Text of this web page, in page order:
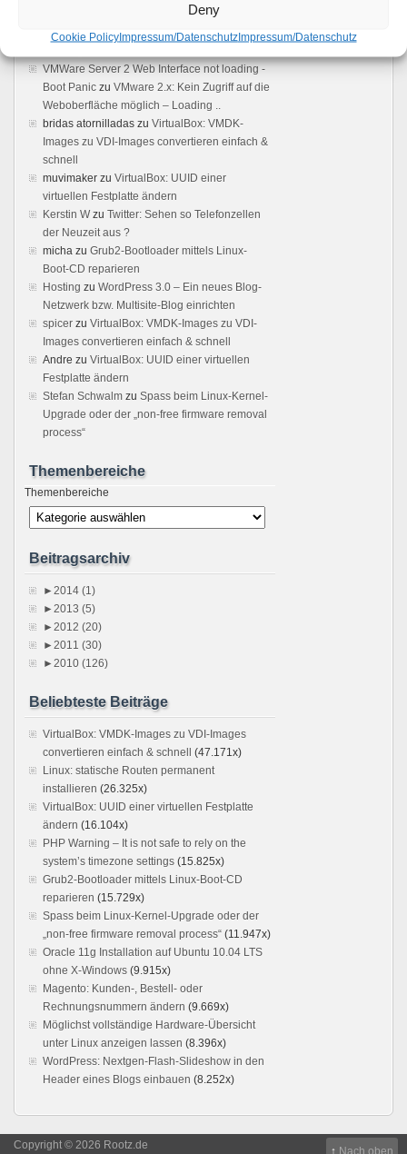
Deny
Cookie PolicyImpressum/DatenschutzImpressum/Datenschutz
VMware 2.x: Kein
Zugriff auf die Weboberfläche möglich –
VMWare Server 2 Web Interface not loading -
Boot Panic zu VMware 2.x: Kein Zugriff auf die
Weboberfläche möglich – Loading ..
bridas atornilladas zu VirtualBox: VMDK-
Images zu VDI-Images convertieren einfach &
schnell
muvimaker zu VirtualBox: UUID einer
virtuellen Festplatte ändern
Kerstin Wzu Twitter: Sehen so Telefonzellen
der Neuzeit aus ?
micha zu Grub2-Bootloader mittels Linux-
Boot-CD reparieren
Hosting zu WordPress 3.0 – Ein neues Blog-
Netzwerk bzw. Multisite-Blog einrichten
spicer zu VirtualBox: VMDK-Images zu VDI-
Images convertieren einfach & schnell
Andre zu VirtualBox: UUID einer virtuellen
Festplatte ändern
Stefan Schwalm zu Spass beim Linux-Kernel-
Upgrade oder der „non-free firmware removal
process“
Themenbereiche
Themenbereiche
Beitragsarchiv
► 2014 (1)
► 2013 (5)
► 2012 (20)
► 2011 (30)
► 2010 (126)
Beliebteste Beiträge
VirtualBox: VMDK-Images zu VDI-Images
convertieren einfach & schnell (47.171x)
Linux: statische Routen permanent
installieren (26.325x)
VirtualBox: UUID einer virtuellen Festplatte
ändern (16.104x)
PHP Warning – It is not safe to rely on the
system’s timezone settings (15.825x)
Grub2-Bootloader mittels Linux-Boot-CD
reparieren (15.729x)
Spass beim Linux-Kernel-Upgrade oder der
„non-free firmware removal process“ (11.947x)
Oracle 11g Installation auf Ubuntu 10.04 LTS
ohne X-Windows (9.915x)
Magento: Kunden-, Bestell- oder
Rechnungsnummern ändern (9.669x)
Möglichst vollständige Hardware-Übersicht
unter Linux anzeigen lassen (8.396x)
WordPress: Nextgen-Flash-Slideshow in den
Header eines Blogs einbauen (8.252x)
Copyright © 2026 Rootz.de
↑ Nach oben